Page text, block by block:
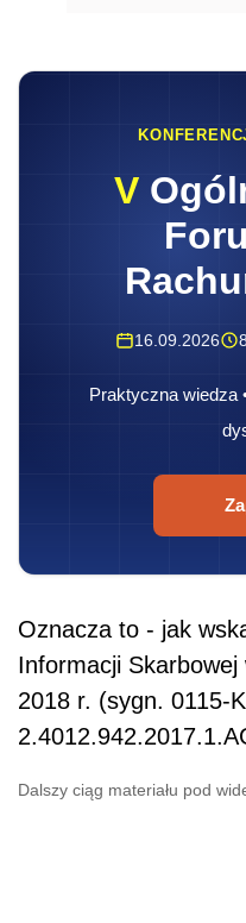
V
16.09.2026
Praktyczna wiedza
Oznacza to - jak
Informacji
2018 r. (sygn. 0115-
Dalszy ciąg materiału pod